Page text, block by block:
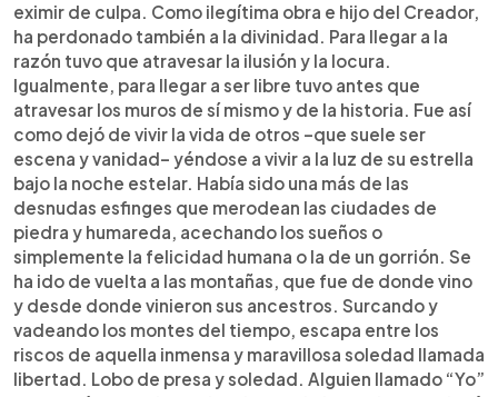
eximir de culpa. Como ilegítima obra e hijo del Creador,
ha perdonado también a la divinidad. Para llegar a la
razón tuvo que atravesar la ilusión y la locura.
Igualmente, para llegar a ser libre tuvo antes que
atravesar los muros de sí mismo y de la historia. Fue así
como dejó de vivir la vida de otros –que suele ser
escena y vanidad– yéndose a vivir a la luz de su estrella
bajo la noche estelar. Había sido una más de las
desnudas esfinges que merodean las ciudades de
piedra y humareda, acechando los sueños o
simplemente la felicidad humana o la de un gorrión. Se
ha ido de vuelta a las montañas, que fue de donde vino
y desde donde vinieron sus ancestros. Surcando y
vadeando los montes del tiempo, escapa entre los
riscos de aquella inmensa y maravillosa soledad llamada
libertad. Lobo de presa y soledad. Alguien llamado “Yo”